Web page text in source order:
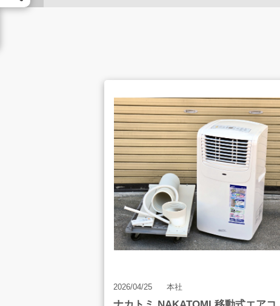
お客様の声
店舗案内
お知らせ
2026/04/25 本社